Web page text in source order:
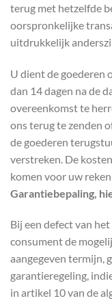
terug met hetzelfde
oorspronkelijke
uitdrukkelijk
U dient de goederen
dan 14 dagen na de
overeenkomst te
ons terug te zenden
de goederen
verstreken. De
komen voor uw
Garantiebepaling,
Bij een defect van
consument de
aangegeven termijn,
garantieregeling,
in artikel 10 van de